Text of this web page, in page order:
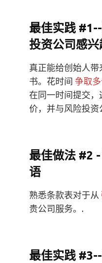
最佳实践
投资公司感兴
真正能给创始人
书。花时间 争取
在同一时间提交，
价，并与风险投资
最佳做法 #2
语
熟悉条款表对于从
贵公司服务。.
最佳实践